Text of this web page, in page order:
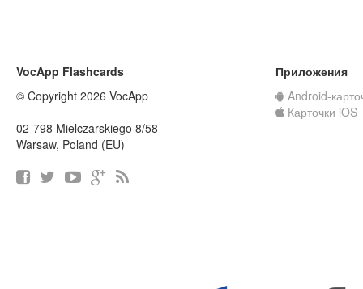
VocApp Flashcards
© Copyright 2026 VocApp
02-798 Mielczarskiego 8/58
Warsaw, Poland (EU)
Приложения
Android-
Карточки iOS